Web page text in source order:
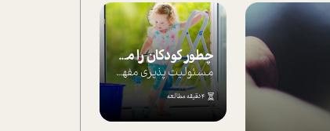
چطور کودکان را مسئولیت‌پذیر بار بیاورید؟
مسئولیت پذیری مفهومی ا ست که هر چه کودکت...
4 دقیقه مطالعه